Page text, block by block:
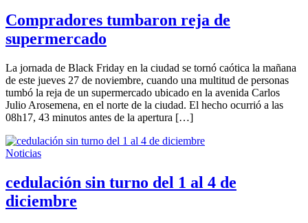
Compradores tumbaron reja de
supermercado
La jornada de Black Friday en la ciudad se tornó caótica la mañana
de este jueves 27 de noviembre, cuando una multitud de personas
tumbó la reja de un supermercado ubicado en la avenida Carlos
Julio Arosemena, en el norte de la ciudad. El hecho ocurrió a las
08h17, 43 minutos antes de la apertura […]
Noticias
cedulación sin turno del 1 al 4 de
diciembre